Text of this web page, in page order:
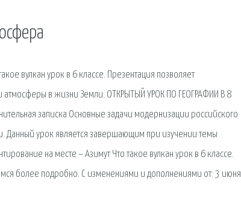
вулкан урок в 6 классе. Презентация позволяет
атмосферы в жизни Земли. ОТКРЫТЫЙ УРОК ПО ГЕОГРАФИИ В 8
записка Основные задачи модернизации российского
Данный урок является завершающим при изучении темы
на месте – Азимут Что такое вулкан урок в 6 классе.
более подробно. С изменениями и дополнениями от: 3 июня